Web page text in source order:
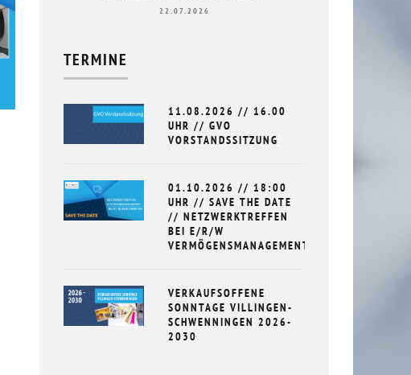
GVO NETZWERKTREFFEN BEI VIVIDA BKK //
21.04.2023
22.07.2026
TERMINE
11.08.2026 // 16.00
UHR // GVO
VORSTANDSSITZUNG
01.10.2026 // 18:00
UHR // SAVE THE DATE
// NETZWERKTREFFEN
BEI E/R/W
VERMÖGENSMANAGEMENT
VERKAUFSOFFENE
SONNTAGE VILLINGEN-
SCHWENNINGEN 2026-
2030